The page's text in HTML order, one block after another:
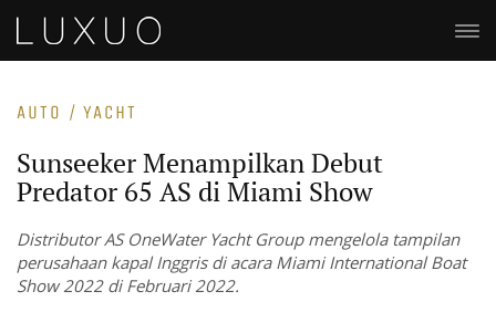
AUTO / YACHT
Sunseeker Menampilkan Debut
Predator 65 AS di Miami Show
Distributor AS OneWater Yacht Group mengelola tampilan
perusahaan kapal Inggris di acara Miami International Boat
Show 2022 di Februari 2022.